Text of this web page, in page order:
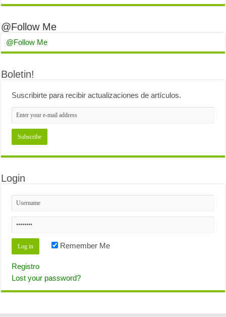
@Follow Me
@Follow Me
Boletin!
Suscribirte para recibir actualizaciones de artículos.
Login
Remember Me
Registro
Lost your password?